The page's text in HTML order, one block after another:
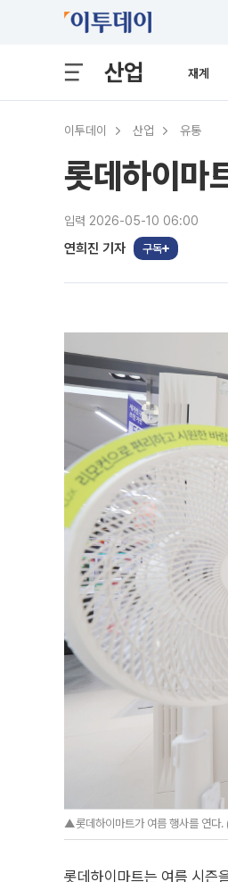
산업 재계
이투데이 산업 유통
롯데하이마
입력 2026-05-10 06:00
연희진 기자 구독
▲롯데하이마트가 여름 행사를 연다.
롯데하이마트는 여름 시즌